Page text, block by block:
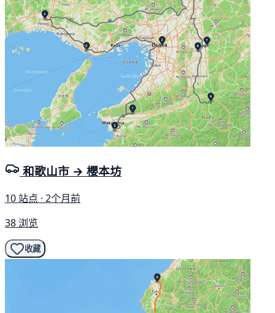
和歌山市 → 櫻本坊
10 站点 · 2个月前
38 浏览
收藏